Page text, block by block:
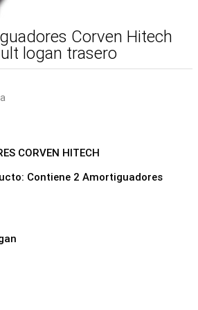
Corven Hitech
logan trasero
CORVEN HITECH
Contiene 2 Amortiguadores